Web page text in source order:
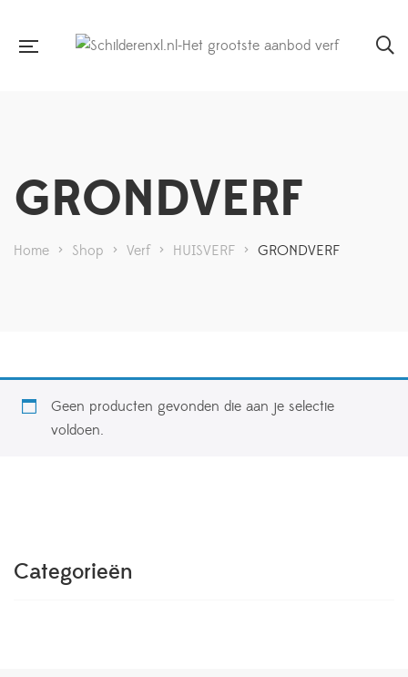
GRONDVERF
Home > Shop > Verf > HUISVERF > GRONDVERF
Geen producten gevonden die aan je selectie
voldoen.
Categorieën